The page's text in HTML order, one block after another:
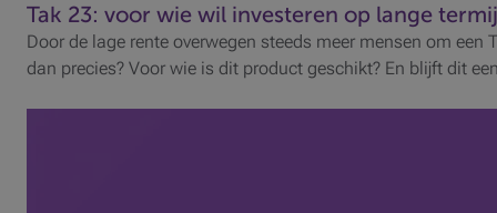
Tak 23: voor wie wil investeren op lange
Door de lage rente overwegen steeds meer mensen om
dan precies? Voor wie is dit product geschikt? En blijft dit